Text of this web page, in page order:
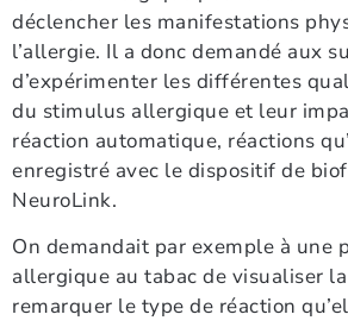
déclencher les manifestations
l’allergie. Il a donc demandé aux
d’expérimenter les différentes
du stimulus allergique et leur
réaction automatique, réactions
enregistré avec le dispositif de
NeuroLink.
On demandait par exemple à une
allergique au tabac de visualiser
remarquer le type de réaction